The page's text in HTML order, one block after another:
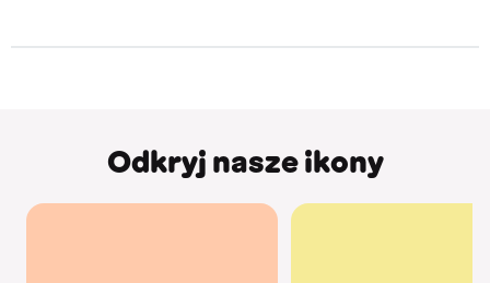
Odkryj nasze ikony